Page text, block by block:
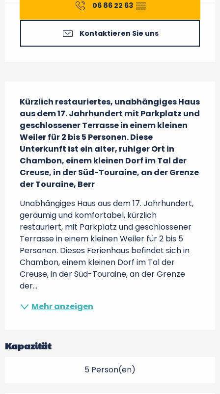
06 86 22 63 ▒▒
Kontaktieren Sie uns
Kürzlich restauriertes, unabhängiges Haus
aus dem 17. Jahrhundert mit Parkplatz und
geschlossener Terrasse in einem kleinen
Weiler für 2 bis 5 Personen. Diese
Unterkunft ist ein alter, ruhiger Ort in
Chambon, einem kleinen Dorf im Tal der
Creuse, in der Süd-Touraine, an der Grenze
der Touraine, Berr
Unabhängiges Haus aus dem 17. Jahrhundert,
geräumig und komfortabel, kürzlich
restauriert, mit Parkplatz und geschlossener
Terrasse in einem kleinen Weiler für 2 bis 5
Personen. Dieses Ferienhaus befindet sich in
Chambon, einem kleinen Dorf im Tal der
Creuse, in der Süd-Touraine, an der Grenze
der...
Mehr anzeigen
Kapazität
5 Person(en)